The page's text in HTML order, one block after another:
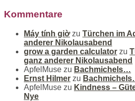
Kommentare
Máy tính giờzu Türchen im
anderer Nikolausabend
grow a garden calculator zu
ganz anderer Nikolausabend
ApfelMuse zu Bachmichels…
Ernst Hilmer zu
ApfelMuse zu Kindness –
Nye